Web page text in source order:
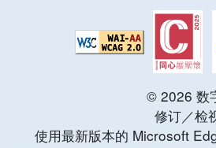
© 2026 数
修订／检
使用最新版本的 Microsoft